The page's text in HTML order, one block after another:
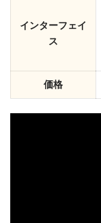
インターフェイ
ス
価格